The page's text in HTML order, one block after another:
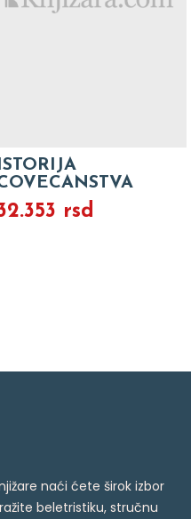
rsd
naći ćete širok izbor
beletristiku, stručnu